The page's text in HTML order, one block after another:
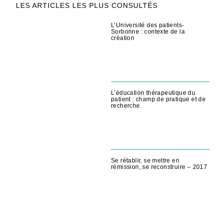
LES ARTICLES LES PLUS CONSULTÉS
L’Université des patients-
Sorbonne : contexte de la
création
L’éducation thérapeutique du
patient : champ de pratique et de
recherche.
Se rétablir, se mettre en
rémission, se reconstruire – 2017